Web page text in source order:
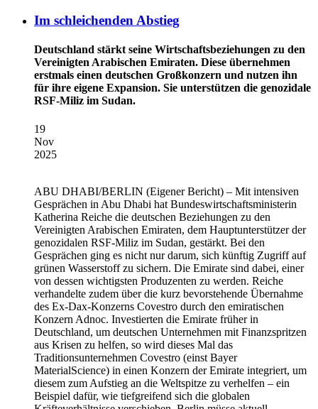
Im schleichenden Abstieg
Deutschland stärkt seine Wirtschaftsbeziehungen zu den
Vereinigten Arabischen Emiraten. Diese übernehmen
erstmals einen deutschen Großkonzern und nutzen ihn
für ihre eigene Expansion. Sie unterstützen die genozidale
RSF-Miliz im Sudan.
19
Nov
2025
ABU DHABI/BERLIN (Eigener Bericht) – Mit intensiven
Gesprächen in Abu Dhabi hat Bundeswirtschaftsministerin
Katherina Reiche die deutschen Beziehungen zu den
Vereinigten Arabischen Emiraten, dem Hauptunterstützer der
genozidalen RSF-Miliz im Sudan, gestärkt. Bei den
Gesprächen ging es nicht nur darum, sich künftig Zugriff auf
grünen Wasserstoff zu sichern. Die Emirate sind dabei, einer
von dessen wichtigsten Produzenten zu werden. Reiche
verhandelte zudem über die kurz bevorstehende Übernahme
des Ex-Dax-Konzerns Covestro durch den emiratischen
Konzern Adnoc. Investierten die Emirate früher in
Deutschland, um deutschen Unternehmen mit Finanzspritzen
aus Krisen zu helfen, so wird dieses Mal das
Traditionsunternehmen Covestro (einst Bayer
MaterialScience) in einen Konzern der Emirate integriert, um
diesem zum Aufstieg an die Weltspitze zu verhelfen – ein
Beispiel dafür, wie tiefgreifend sich die globalen